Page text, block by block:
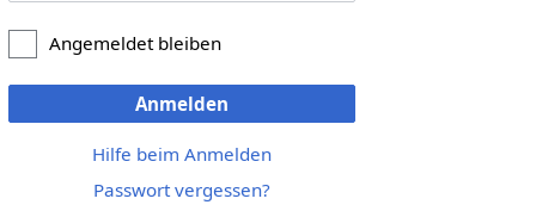
Angemeldet bleiben
Anmelden
Hilfe beim Anmelden
Passwort vergessen?